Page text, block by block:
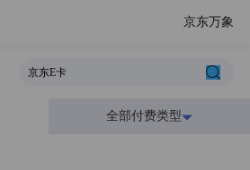
京东万象
全部付费类型